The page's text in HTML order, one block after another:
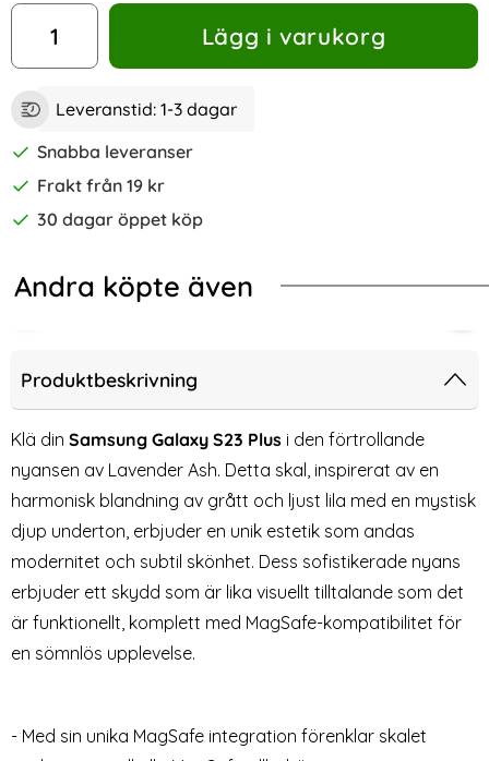
antal
Lägg i varukorg
Leveranstid: 1-3 dagar
Snabba leveranser
Frakt från 19 kr
30 dagar öppet köp
Andra köpte även
Läderbelagt Röd
Samsung Galaxy S23 Plus Skal CH MagSafe Matt Rosa
Skärmskydd i Härdat Glas
Tillgänglighet:
2-Pack Samsung S24 Plus -
Tillgänglighet:
2-
Produktbeskrivning
Klä din Samsung Galaxy S23 Plus i den förtrollande
nyansen av Lavender Ash. Detta skal, inspirerat av en
harmonisk blandning av grått och ljust lila med en mystisk
djup underton, erbjuder en unik estetik som andas
modernitet och subtil skönhet. Dess sofistikerade nyans
erbjuder ett skydd som är lika visuellt tilltalande som det
är funktionellt, komplett med MagSafe-kompatibilitet för
en sömnlös upplevelse.
- Med sin unika MagSafe integration förenklar skalet